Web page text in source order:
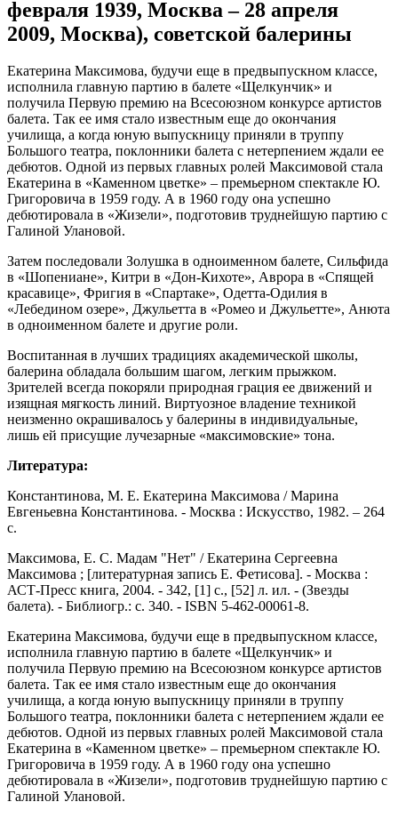
февраля 1939, Москва – 28 апреля
2009, Москва), советской балерины
Екатерина Максимова, будучи еще в предвыпускном классе,
исполнила главную партию в балете «Щелкунчик» и
получила Первую премию на Всесоюзном конкурсе артистов
балета. Так ее имя стало известным еще до окончания
училища, а когда юную выпускницу приняли в труппу
Большого театра, поклонники балета с нетерпением ждали ее
дебютов. Одной из первых главных ролей Максимовой стала
Екатерина в «Каменном цветке» – премьерном спектакле Ю.
Григоровича в 1959 году. А в 1960 году она успешно
дебютировала в «Жизели», подготовив труднейшую партию с
Галиной Улановой.
Затем последовали Золушка в одноименном балете, Сильфида
в «Шопениане», Китри в «Дон-Кихоте», Аврора в «Спящей
красавице», Фригия в «Спартаке», Одетта-Одилия в
«Лебедином озере», Джульетта в «Ромео и Джульетте», Анюта
в одноименном балете и другие роли.
Воспитанная в лучших традициях академической школы,
балерина обладала большим шагом, легким прыжком.
Зрителей всегда покоряли природная грация ее движений и
изящная мягкость линий. Виртуозное владение техникой
неизменно окрашивалось у балерины в индивидуальные,
лишь ей присущие лучезарные «максимовские» тона.
Литература:
Константинова, М. Е. Екатерина Максимова / Марина
Евгеньевна Константинова. - Москва : Искусство, 1982. – 264
с.
Максимова, Е. С. Мадам "Нет" / Екатерина Сергеевна
Максимова ; [литературная запись Е. Фетисова]. - Москва :
АСТ-Пресс книга, 2004. - 342, [1] с., [52] л. ил. - (Звезды
балета). - Библиогр.: с. 340. - ISBN 5-462-00061-8.
Екатерина Максимова, будучи еще в предвыпускном классе,
исполнила главную партию в балете «Щелкунчик» и
получила Первую премию на Всесоюзном конкурсе артистов
балета. Так ее имя стало известным еще до окончания
училища, а когда юную выпускницу приняли в труппу
Большого театра, поклонники балета с нетерпением ждали ее
дебютов. Одной из первых главных ролей Максимовой стала
Екатерина в «Каменном цветке» – премьерном спектакле Ю.
Григоровича в 1959 году. А в 1960 году она успешно
дебютировала в «Жизели», подготовив труднейшую партию с
Галиной Улановой.